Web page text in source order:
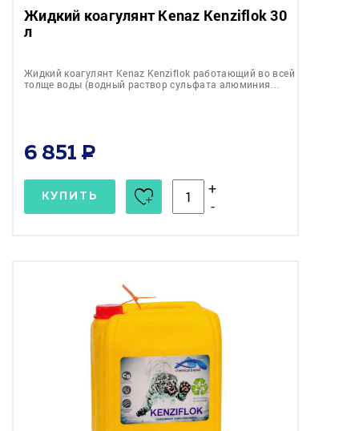
Жидкий коагулянт Kenaz Kenziflok 30
л
Жидкий коагулянт Kenaz Kenziflok работающий во всей
толще воды (водный раствор сульфата алюминия…
6 851
КУПИТЬ
+
-